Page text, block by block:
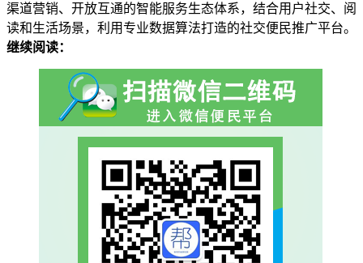
渠道营销、开放互通的智能服务生态体系，结合用户社交、阅
读和生活场景，利用专业数据算法打造的社交便民推广平台。
继续阅读：